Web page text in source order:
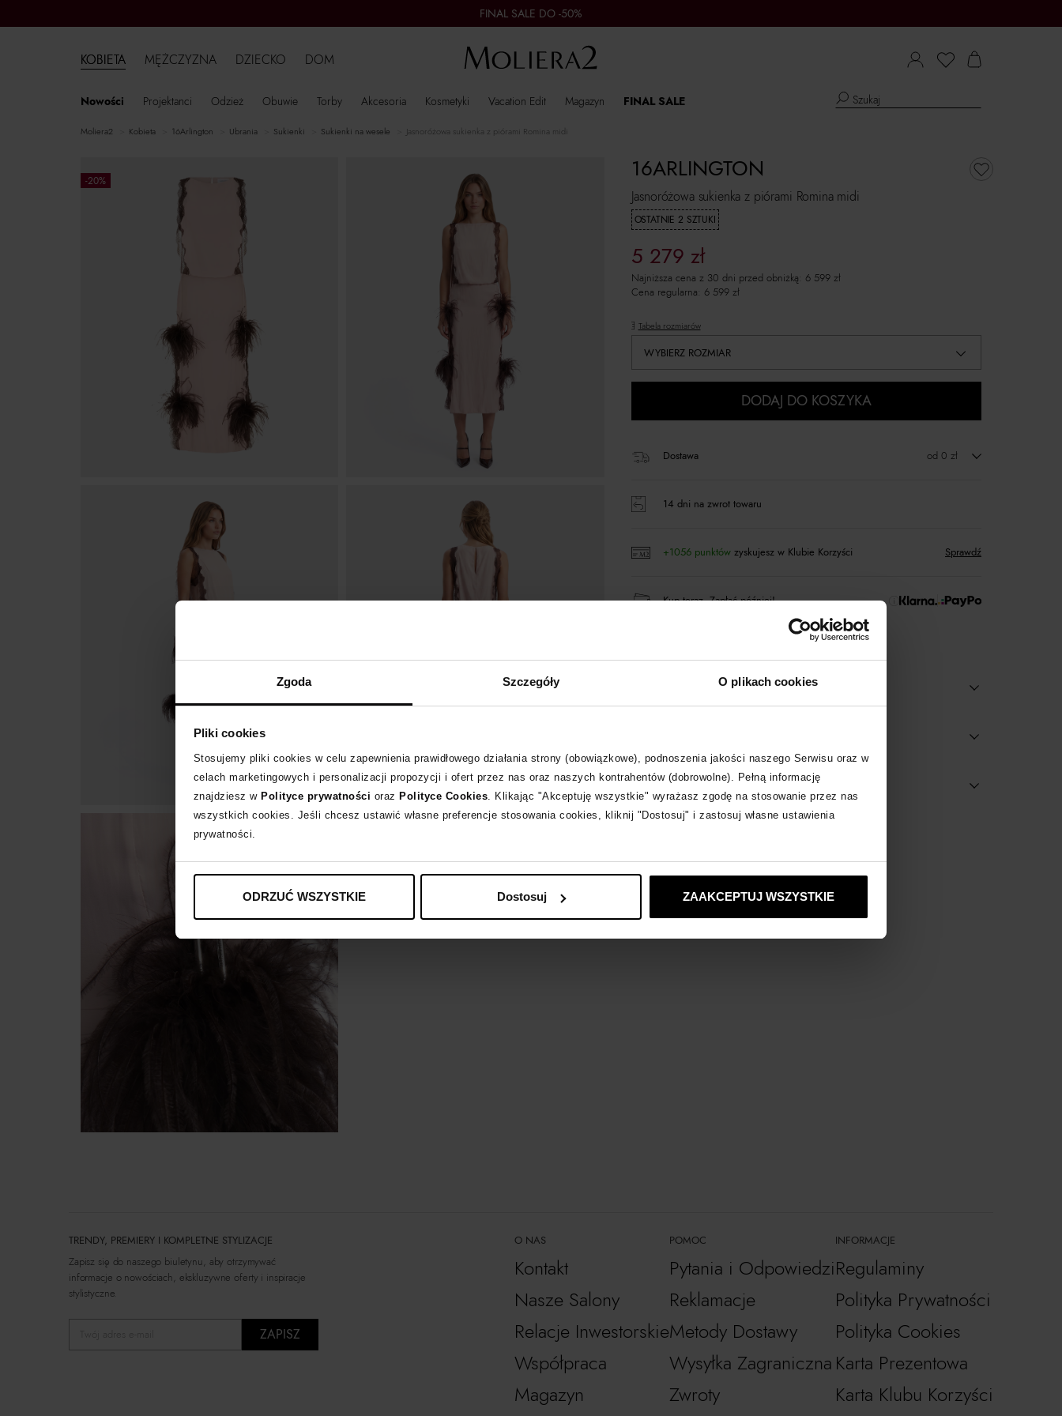
Zgoda Szczegóły O plikach cookies
Pliki cookies
Stosujemy pliki cookies w celu zapewnienia prawidłowego działania strony (obowiązkowe), podnoszenia jakości naszego Serwisu oraz w
celach marketingowych i personalizacji propozycji i ofert przez nas oraz naszych kontrahentów (dobrowolne). Pełną informację
znajdziesz w Polityce prywatności oraz Polityce Cookies . Klikając "Akceptuję wszystkie" wyrażasz zgodę na stosowanie przez nas
wszystkich cookies. Jeśli chcesz ustawić własne preferencje stosowania cookies, kliknij "Dostosuj" i zastosuj własne ustawienia
prywatności.
ODRZUĆ WSZYSTKIE Dostosuj ZAAKCEPTUJ WSZYSTKIE
FINAL SALE DO -50%
KOBIETA
Nowości Projektanci Odzież Obuwie Torby Akcesoria Kosmetyki Vacation Edit Magazyn FINAL SALE
MĘŻCZYZNA DZIECKO DOM
moliera2 kobieta 16Arlington ubrania sukienki sukienki na wesele Jasnoróżowa sukienka z piórami Romina midi
-20%
Jasnoróżowa sukienka z piórami Romina midi
OSTATNIE 2 SZTUKI
16ARLINGTON
5 279 zł
Najniższa cena z 30 dni przed obniżką: 6 599 zł
Cena regularna: 6 599 zł
Tabela rozmiarów
WYBIERZ ROZMIAR
DODAJ DO KOSZYKA
Dostawa od 0 zł
14 dni na zwrot towaru
+1056 punktówzyskujesz w Klubie Korzyści Sprawdź
Kup teraz, Zapłać później!
Wybrane modele dostępne w salonach
TRENDY, PREMIERY I KOMPLETNE STYLIZACJE
Zapisz się do naszego biuletynu, aby otrzymywać
informacje o nowościach, ekskluzywne oferty i inspiracje
stylistyczne.
ZAPISZ
O NAS
Kontakt
Nasze Salony
Relacje Inwestorskie
Współpraca
Magazyn
POMOC
Pytania i Odpowiedzi
Reklamacje
Metody Dostawy
Wysyłka Zagraniczna
Zwroty
INFORMACJE
Regulaminy
Polityka Prywatności
Polityka Cookies
Karta Prezentowa
Karta Klubu Korzyści